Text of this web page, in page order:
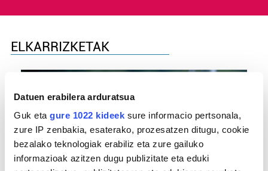
Datuen erabilera arduratsua
Guk eta gure 1022 kideek sure informacio pertsonala,
zure IP zenbakia, esaterako, prozesatzen ditugu, cookie
bezalako teknologiak erabiliz eta zure gailuko
informazioak azitzen dugu publizitate eta eduki
ELKARRIZKETAK